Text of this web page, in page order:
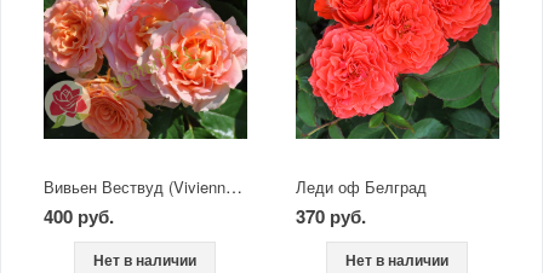
Вивьен Вествуд (Vivienne Westwood)
400 руб.
Нет в наличии
Леди оф Белград
370 руб.
Нет в наличии